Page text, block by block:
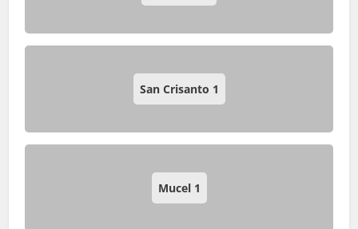
San Crisanto 1
Mucel 1